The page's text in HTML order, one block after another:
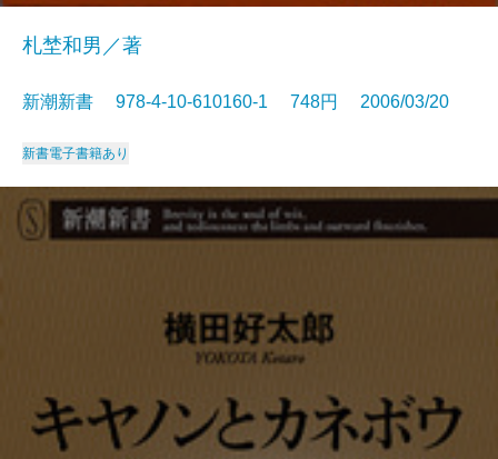
札埜和男／著
新潮新書 978-4-10-610160-1 748円 2006/03/20
新書電子書籍あり